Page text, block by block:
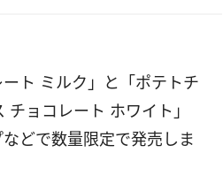
ト ミルク」と「ポテトチ
ョコレート ホワイト」
どで数量限定で発売しま